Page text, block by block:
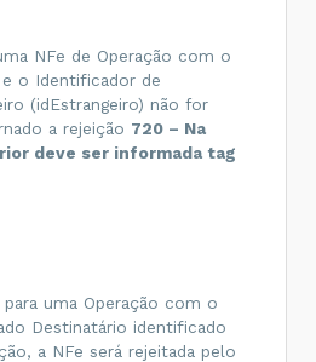
NFe de Operação com o
o Identificador de
(idEstrangeiro) não for
a rejeição 720 – Na
deve ser informada tag
uma Operação com o
Destinatário identificado
a NFe será rejeitada pelo